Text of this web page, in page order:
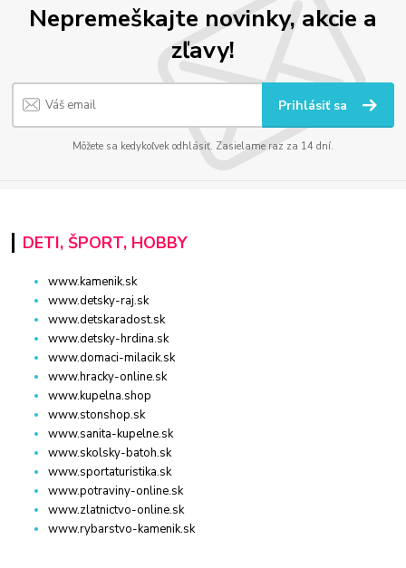
Nepremeškajte novinky, akcie a
zľavy!
Prihlásiť sa
Môžete sa kedykoľvek odhlásiť. Zasielame raz za 14 dní.
DETI, ŠPORT, HOBBY
www.kamenik.sk
www.detsky-raj.sk
www.detskaradost.sk
www.detsky-hrdina.sk
www.domaci-milacik.sk
www.hracky-online.sk
www.kupelna.shop
www.stonshop.sk
www.sanita-kupelne.sk
www.skolsky-batoh.sk
www.sportaturistika.sk
www.potraviny-online.sk
www.zlatnictvo-online.sk
www.rybarstvo-kamenik.sk